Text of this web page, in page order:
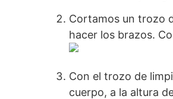
Cortamos un trozo
hacer los brazos.
Con el trozo de
cuerpo, a la altura